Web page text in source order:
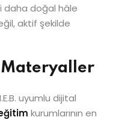
daha doğal hâle
aktif şekilde
Materyaller
uyumlu dijital
kurumlarının en